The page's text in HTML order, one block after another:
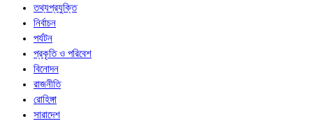
তথ্যপ্রযুক্তি
নির্বাচন
পর্যটন
প্রকৃতি ও পরিবেশ
বিনোদন
রাজনীতি
রোহিঙ্গা
সারাদেশ